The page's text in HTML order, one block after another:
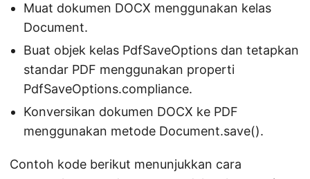
Muat dokumen DOCX menggunakan kelas
Document.
Buat objek kelas PdfSaveOptions dan tetapkan
standar PDF menggunakan properti
PdfSaveOptions.compliance.
Konversikan dokumen DOCX ke PDF
menggunakan metode Document.save().
Contoh kode berikut menunjukkan cara